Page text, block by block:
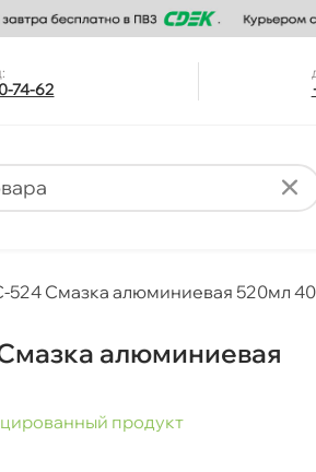
74-62
524 Смазка алюминиевая 520мл
алюминиевая
продукт